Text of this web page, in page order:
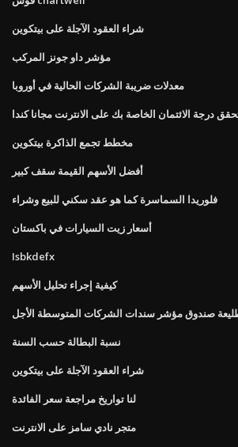
شراء العقود الآجلة على بيتكوين
مؤشر داو جونز المركب
معدلات ضريبة الشركات الحالية في أوروبا
درجة الائتمان الخاصة بك على الانترنت مجانا كندا
مخطط تجمع الذاكرة بيتكوين
أفضل الأسهم القيمة سقف كبير
فلوريدا السماسرة كما هو عقد سكني للبيع وشراء
أسعار زيت السيارات في باكستان
Isbkdefx
كيفية إجراء تحليل الأسهم
صندوق مؤشر سندات الشركات المتوسطة الأجل
نسبة البطالة حسب السنة
شراء العقود الآجلة على بيتكوين
لنا تواريخ مراجعة سعر الفائدة
متجر نادي سامز على الانترنت